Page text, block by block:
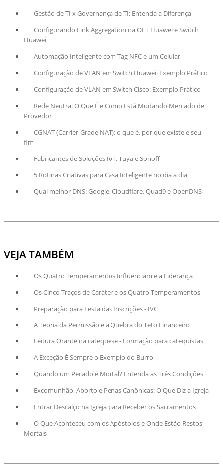
Gestão de TI x Governança de TI: Entenda a Diferença
Configurando Link Aggregation na OLT Huawei e Switch
Huawei
Automação Inteligente com Tag NFC e um Celular
Configuração de VLAN em Switch Huawei: Exemplo Prático
Configuração de VLAN em Switch Cisco: Exemplo Prático
Rede Neutra: O Que É e Como Está Mudando Mercado de
Provedor
CGNAT (Carrier-Grade NAT): o que é, por que existe e seu
fim
Fabricantes de Soluções IoT: Tuya e Sonoff
5 Rotinas Criativas para Casa Inteligente no dia a dia
Qual melhor DNS: Google, Cloudflare, Quad9 e OpenDNS
VEJA TAMBÉM
Os Quatro Temperamentos Influenciam e a Liderança
Os Cinco Traços de Caráter e os Quatro Temperamentos
Preparação para Festa das Inscrições - IVC
A Teoria da Permissão e a Quebra do Teto Financeiro
Leitura Orante na catequese - Formação para catequistas
A Exceção É Sempre o Exemplo do Burro
Quando um Pecado é Mortal? Entenda as Três Condições
Excomunhão, Aborto e Penas Canônicas: O Que Diz a Igreja
Entrar Descalço na Igreja para Receber os Sacramentos
O Que Aconteceu com os Apóstolos e Onde Estão Restos
Mortais